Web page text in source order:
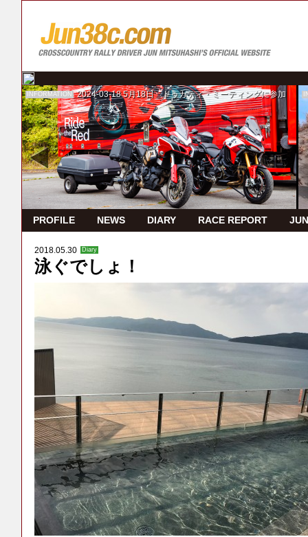
INFORMATION 2024-03-18 5月18日 ドゥカティ・ミーティングに参加
PROFILE NEWS DIARY RACE REPORT
2018.05.30 Diary
泳ぐでしょ！